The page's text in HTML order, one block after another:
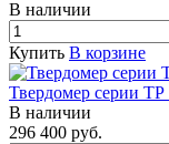
В наличии
Купить В корзине
Твердомер серии
В наличии
296 400 руб.